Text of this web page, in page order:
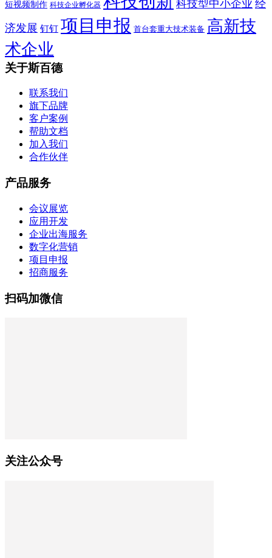
短视频制作 科技企业孵化器 科技型中小企业 经
济发展 钉钉 项目申报 首台套重大技术装备 高新技
术企业
关于斯百德
联系我们
旗下品牌
客户案例
帮助文档
加入我们
合作伙伴
产品服务
会议展览
应用开发
企业出海服务
数字化营销
项目申报
招商服务
扫码加微信
关注公众号